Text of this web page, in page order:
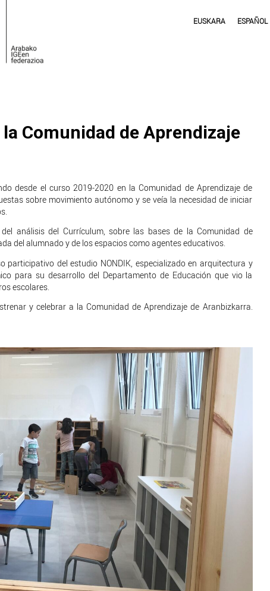
EUSKARA ESPAÑOL
Comunidad de Aprendizaje
desde el curso 2019-2020 en la Comunidad de Aprendizaje de
sobre movimiento autónomo y se veía la necesidad de iniciar
análisis del Currículum, sobre las bases de la Comunidad de
del alumnado y de los espacios como agentes educativos.
del estudio NONDIK, especializado en arquitectura y
para su desarrollo del Departamento de Educación que vio la
escolares.
y celebrar a la Comunidad de Aprendizaje de Aranbizkarra.